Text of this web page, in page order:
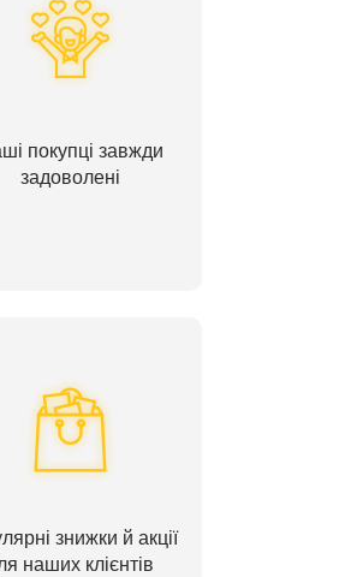
покупці завжди
задоволені
знижки й акції
наших клієнтів